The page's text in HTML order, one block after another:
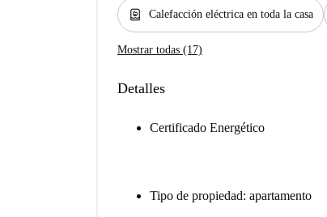
water_heater Calefacción eléctrica en toda la casa
Mostrar todas (17)
Detalles
Certificado Energético
Tipo de propiedad: apartamento